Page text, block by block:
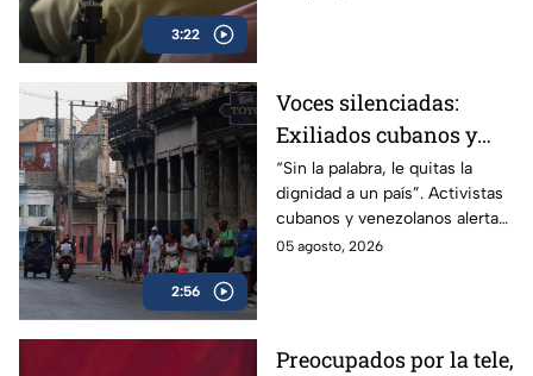
3:22
2:56
Voces silenciadas:
Exiliados cubanos y
venezolanos alertan
sobre la pérdida de
libertades en México
“Sin la palabra, le quitas la
dignidad a un país”. Activistas
cubanos y venezolanos alertan
sobre el avance del
05 agosto, 2026
Preocupados por la tele,